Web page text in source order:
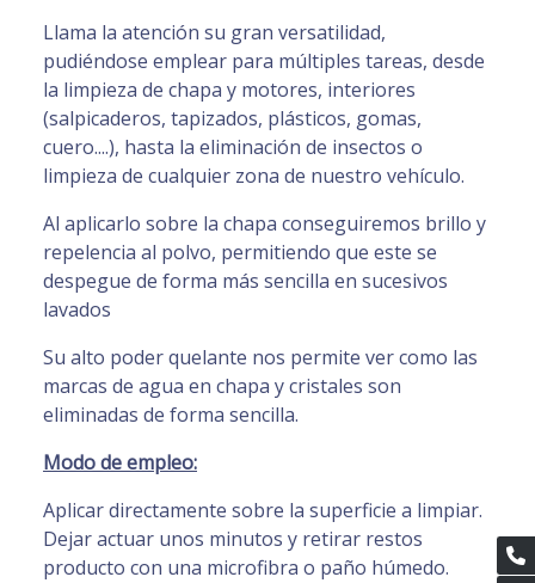
Llama la atención su gran versatilidad,
pudiéndose emplear para múltiples tareas, desde
la limpieza de chapa y motores, interiores
(salpicaderos, tapizados, plásticos, gomas,
cuero....), hasta la eliminación de insectos o
limpieza de cualquier zona de nuestro vehículo.
Al aplicarlo sobre la chapa conseguiremos brillo y
repelencia al polvo, permitiendo que este se
despegue de forma más sencilla en sucesivos
lavados
Su alto poder quelante nos permite ver como las
marcas de agua en chapa y cristales son
eliminadas de forma sencilla.
Modo de empleo:
Aplicar directamente sobre la superficie a limpiar.
Dejar actuar unos minutos y retirar restos
producto con una microfibra o paño húmedo.